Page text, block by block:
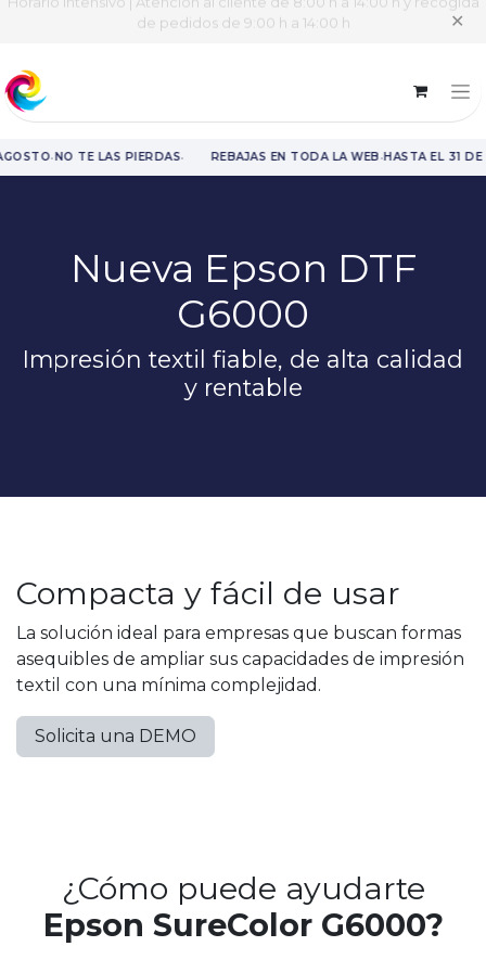
Horario intensivo | Atención al cliente de 8:00 h a 14:00 h y recogida
de pedidos de 9:00 h a 14:00 h
✕
·NO TE LAS PIERDAS· REBAJAS EN TODA LA WEB·HASTA EL 31 DE
Nueva Epson DTF
G6000
Impresión textil fiable, de alta calidad
y rentable
Compacta y fácil de usar
La solución ideal para empresas que buscan formas
asequibles de ampliar sus capacidades de impresión
textil con una mínima complejidad.
Solicita una DEMO
¿Cómo puede ayudarte
Epson SureColor G6000?